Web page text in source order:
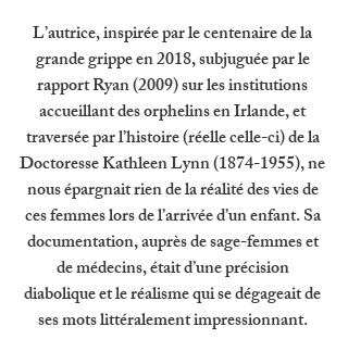
L’autrice, inspirée par le centenaire de la
grande grippe en 2018, subjuguée par le
rapport Ryan (2009) sur les institutions
accueillant des orphelins en Irlande, et
traversée par l’histoire (réelle celle-ci) de la
Doctoresse Kathleen Lynn (1874-1955), ne
nous épargnait rien de la réalité des vies de
ces femmes lors de l’arrivée d’un enfant. Sa
documentation, auprès de sage-femmes et
de médecins, était d’une précision
diabolique et le réalisme qui se dégageait de
ses mots littéralement impressionnant.